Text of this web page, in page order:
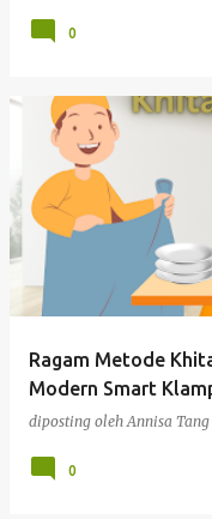
0
Ragam Metode
Modern Smart
diposting olehAnnisa Tang
0